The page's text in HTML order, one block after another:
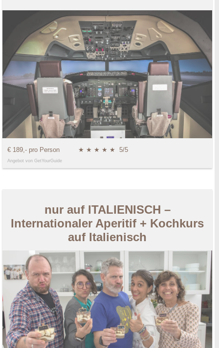
€ 189,- pro Person ★ ★ ★ ★ ★ 5/5
Angebot von GetYourGuide
nur auf ITALIENISCH –
Internationaler Aperitif + Kochkurs
auf Italienisch